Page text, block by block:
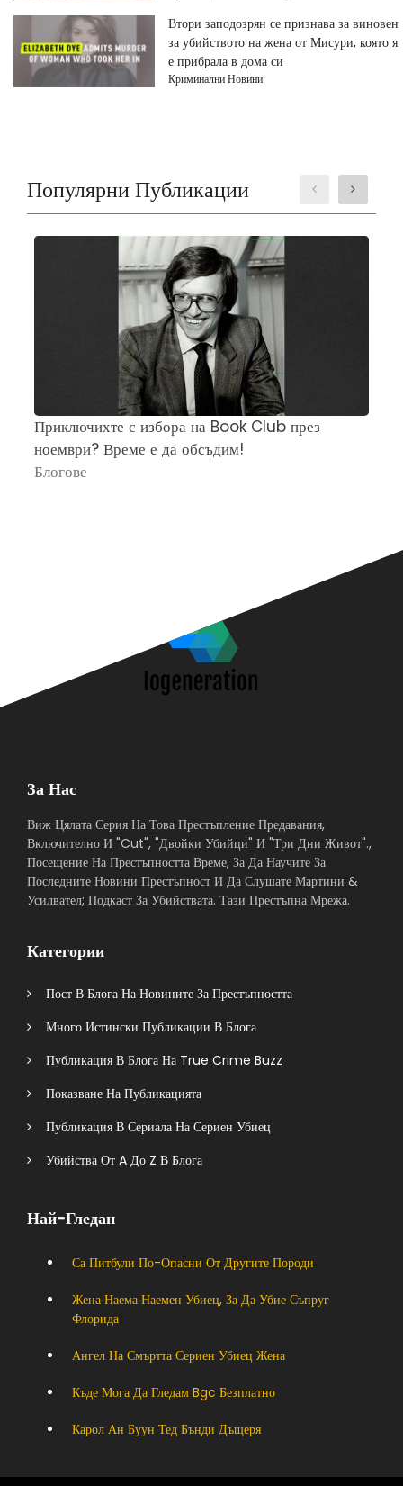
Втори заподозрян се признава за виновен
за убийството на жена от Мисури, която я
е прибрала в дома си
Криминални Новини
Популярни Публикации
Приключихте с избора на Book Club през
ноември? Време е да обсъдим!
Блогове
За Нас
Виж Цялата Серия На Това Престъпление Предавания,
Включително И "Cut", "Двойки Убийци" И "Три Дни Живот".,
Посещение На Престъпността Време, За Да Научите За
Последните Новини Престъпност И Да Слушате Мартини &
Усилвател; Подкаст За Убийствата. Тази Престъпна Мрежа.
Категории
Пост В Блога На Новините За Престъпността
Много Истински Публикации В Блога
Публикация В Блога На True Crime Buzz
Показване На Публикацията
Публикация В Сериала На Сериен Убиец
Убийства От A До Z В Блога
Най-Гледан
Са Питбули По-Опасни От Другите Породи
Жена Наема Наемен Убиец, За Да Убие Съпруг
Флорида
Ангел На Смъртта Сериен Убиец Жена
Къде Мога Да Гледам Bgc Безплатно
Карол Ан Буун Тед Бънди Дъщеря